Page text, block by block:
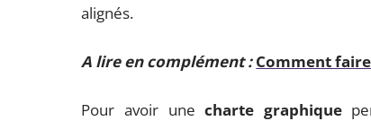
alignés.
A lire en complément : Comment
Pour avoir unecharte graphique